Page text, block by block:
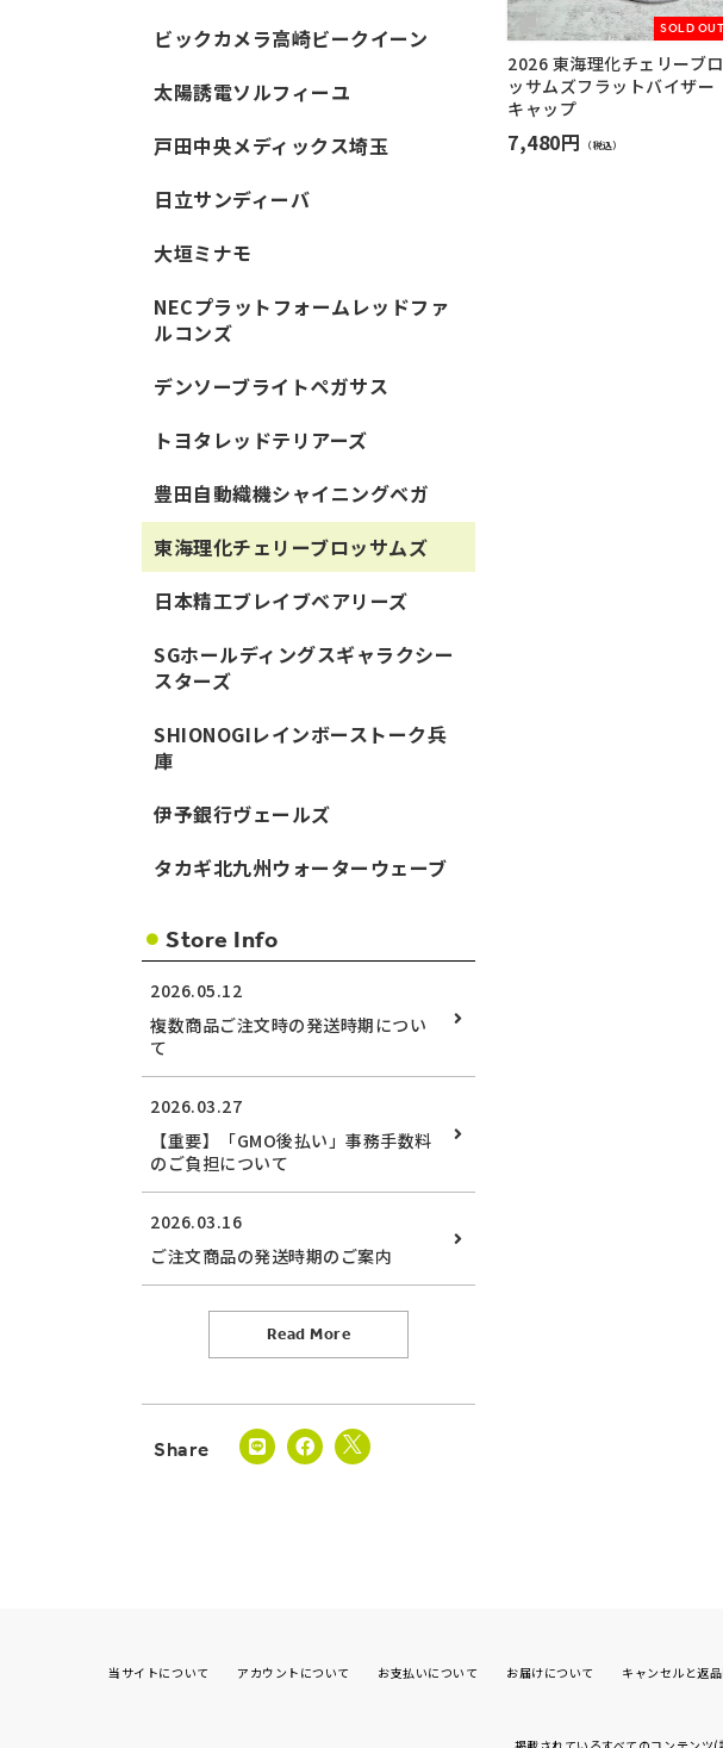
SOLD OUT
2026 東海理化チェリーブロ
ッサムズフラットバイザー
キャップ
7,480円 （税込）
ビックカメラ高崎ビークイーン
太陽誘電ソルフィーユ
戸田中央メディックス埼玉
日立サンディーバ
大垣ミナモ
NECプラットフォームレッドファ
ルコンズ
デンソーブライトペガサス
トヨタレッドテリアーズ
豊田自動織機シャイニングベガ
東海理化チェリーブロッサムズ
日本精工ブレイブベアリーズ
SGホールディングスギャラクシー
スターズ
SHIONOGIレインボーストーク兵
庫
伊予銀行ヴェールズ
タカギ北九州ウォーターウェーブ
Store Info
2026.05.12
複数商品ご注文時の発送時期につい
て
2026.03.27
【重要】「GMO後払い」事務手数料
のご負担について
2026.03.16
ご注文商品の発送時期のご案内
Read More
当サイトについて アカウントについて お支払いについて お届けについて キャンセルと返